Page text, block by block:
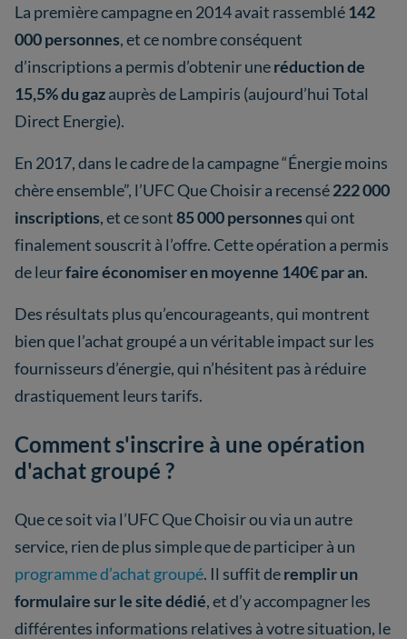
La première campagne en 2014 avait rassemblé142
000 personnes, et ce nombre conséquent
d’inscriptions a permis d’obtenir uneréduction de
15,5% du gazauprès de Lampiris (aujourd’hui Total
Direct Energie).
En 2017, dans le cadre de la campagne “Énergie moins
chère ensemble”, l’UFC Que Choisir a recensé222 000
inscriptions, et ce sont85 000 personnesqui ont
finalement souscrit à l’offre. Cette opération a permis
de leurfaire économiser en moyenne 140€ par an.
Des résultats plus qu’encourageants, qui montrent
bien que l’achat groupé a un véritable impact sur les
fournisseurs d’énergie, qui n’hésitent pas à réduire
drastiquement leurs tarifs.
Comment s'inscrire à une opération
d'achat groupé ?
Que ce soit via l’UFC Que Choisir ou via un autre
service, rien de plus simple que de participer à un
programme d’achat groupé. Il suffit deremplir un
formulaire sur le site dédié, et d’y accompagner les
différentes informations relatives à votre situation, le